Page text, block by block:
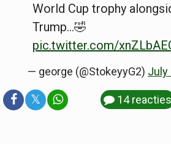
World Cup trophy
Trump…🤣
pic.twitter.com/
— george (@StokeyyG2) July
𝕏 14 reacties